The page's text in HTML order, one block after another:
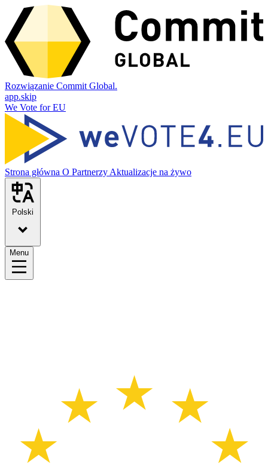
Rozwiązanie Commit Global.
app.skip
We Vote for EU
Strona główna O Partnerzy Aktualizacje na żywo
Polski
Menu